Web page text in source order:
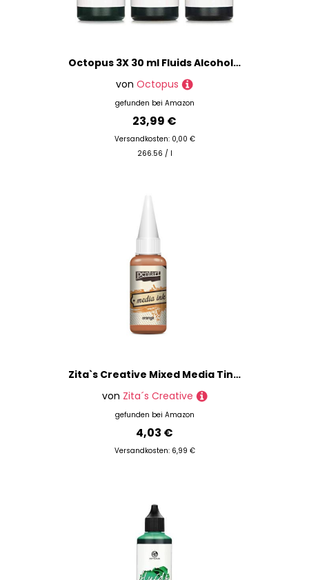
Octopus 3X 30 ml Fluids Alcohol Ink Set Lucky Green, Honey, RED Wine Alkohol Ink, Alkoholtinte für Fluid Art, Resin Art und Epoxidharz Farbe
von Octopus
gefunden bei Amazon
23,99 €
Versandkosten: 0,00 €
266.56 / l
Zita`s Creative Mixed Media Tinte 20ml - orange. Media Ink, Alcohol Ink, Farbtinte
von Zita´s Creative
gefunden bei Amazon
4,03 €
Versandkosten: 6,99 €